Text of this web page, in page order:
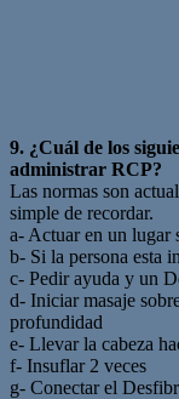
9. ¿Cuál de los
administrar RCP?
Las normas son
simple de recordar.
a- Actuar en un lugar
b- Si la persona esta
c- Pedir ayuda y un
d- Iniciar masaje
profundidad
e- Llevar la cabeza
f- Insuflar 2 veces
g- Conectar el